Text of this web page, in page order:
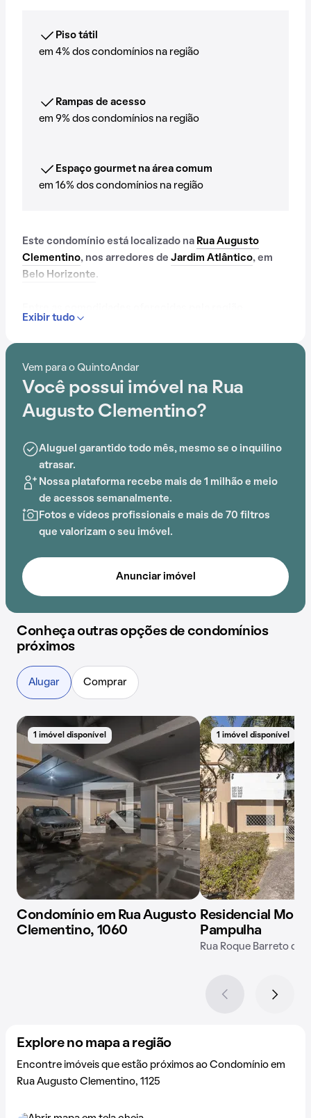
Piso tátil
em 4% dos condomínios na região
Rampas de acesso
em 9% dos condomínios na região
Espaço gourmet na área comum
em 16% dos condomínios na região
Este condomínio está localizado na Rua Augusto
Clementino, nos arredores de Jardim Atlântico, em
Belo Horizonte.
Franco e Maria ANdrade Rezende que facilitam o dia a
Os moradores contam com um espaço que reúne
segurança e conforto. Dentro deste condomínio, é
na área comum, o cenário perfeito para quem deseja
morar bem.
Exibir tudo
Vem para o QuintoAndar
Você possui imóvel na Rua
Augusto Clementino?
Aluguel garantido todo mês, mesmo se o inquilino
atrasar.
Nossa plataforma recebe mais de 1 milhão e meio
de acessos semanalmente.
Fotos e vídeos profissionais e mais de 70 filtros
que valorizam o seu imóvel.
Anunciar imóvel
Conheça outras opções de condomínios
próximos
Alugar Comprar
1 imóvel disponível
Condomínio em Rua Augusto
Clementino, 1060
1 imóvel disponível
Residencial
Pampulha
Rua Roque Barreto da
Explore no mapa a região
Encontre imóveis que estão próximos ao Condomínio em
Rua Augusto Clementino, 1125